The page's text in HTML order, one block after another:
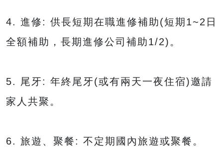
4. 進修: 供長短期在職進修補助(短期1~2日
全額補助，長期進修公司補助1/2)。
5. 尾牙: 年終尾牙(或有兩天一夜住宿)邀請
家人共聚。
6. 旅遊、聚餐: 不定期國內旅遊或聚餐。